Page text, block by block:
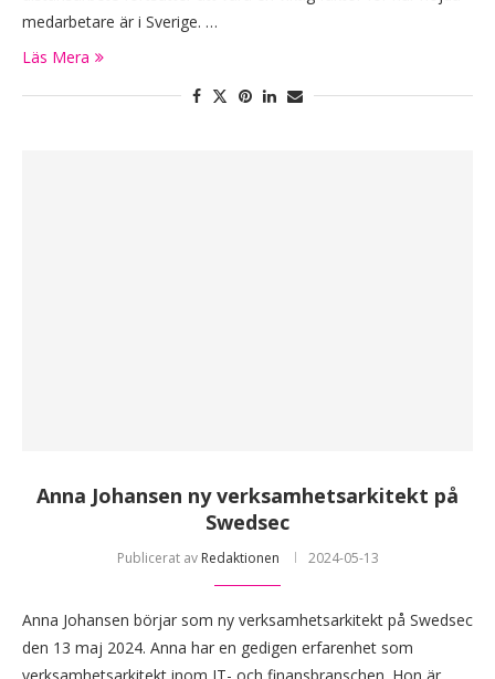
medarbetare är i Sverige. …
Läs Mera
Anna Johansen ny verksamhetsarkitekt på
Swedsec
Publicerat av Redaktionen 2024-05-13
Anna Johansen börjar som ny verksamhetsarkitekt på Swedsec
den 13 maj 2024. Anna har en gedigen erfarenhet som
verksamhetsarkitekt inom IT- och finansbranschen. Hon är